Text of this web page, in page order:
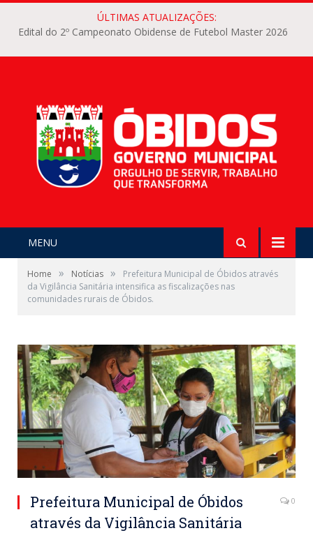
ÚLTIMAS ATUALIZAÇÕES:
Edital do 2º Campeonato Obidense de Futebol Master 2026
MENU
Home » Notícias »
Prefeitura Municipal de Óbidos através
da Vigilância Sanitária intensifica as fiscalizações nas
comunidades rurais de Óbidos.
Prefeitura Municipal de Óbidos
através da Vigilância Sanitária
0